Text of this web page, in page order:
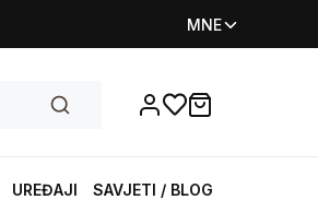
MNE
Favorites
items in cart,
UREĐAJI SAVJETI / BLOG